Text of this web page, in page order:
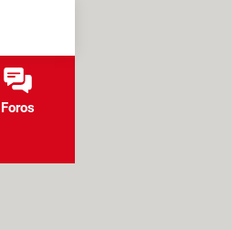
Foros